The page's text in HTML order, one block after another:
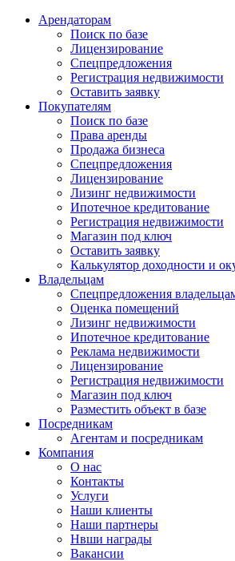
Арендаторам
Поиск по базе
Лицензирование
Спецпредложения
Регистрация недвижимости
Оставить заявку
Покупателям
Поиск по базе
Права аренды
Продажа бизнеса
Спецпредложения
Лицензирование
Лизинг недвижимости
Ипотечное кредитование
Регистрация недвижимости
Магазин под ключ
Оставить заявку
Калькулятор доходности и
Владельцам
Спецпредложения
Оценка помещений
Лизинг недвижимости
Ипотечное кредитование
Реклама недвижимости
Лицензирование
Регистрация недвижимости
Магазин под ключ
Разместить объект в базе
Посредникам
Агентам и посредникам
Компания
О нас
Контакты
Услуги
Наши клиенты
Наши партнеры
Нвши награды
Вакансии